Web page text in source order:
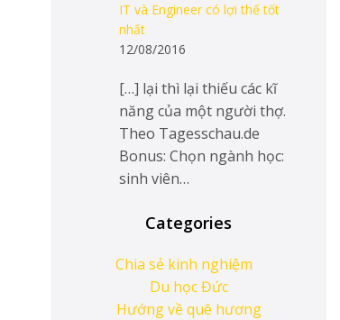
IT và Engineer có lợi thế tốt
nhất
12/08/2016
[…] lại thì lại thiếu các kĩ
năng của một người thợ.
Theo Tagesschau.de
Bonus: Chọn ngành học:
sinh viên…
Categories
Chia sẻ kinh nghiệm
Du học Đức
Hướng về quê hương